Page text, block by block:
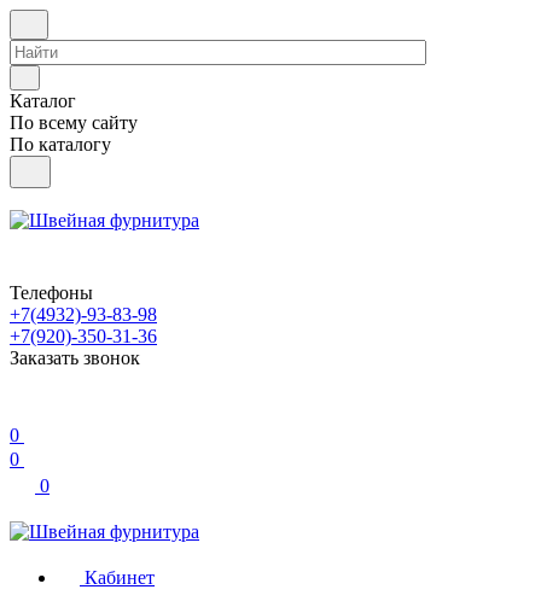
Каталог
По всему сайту
По каталогу
Телефоны
+7(4932)-93-83-98
+7(920)-350-31-36
Заказать звонок
0
0
0
Кабинет